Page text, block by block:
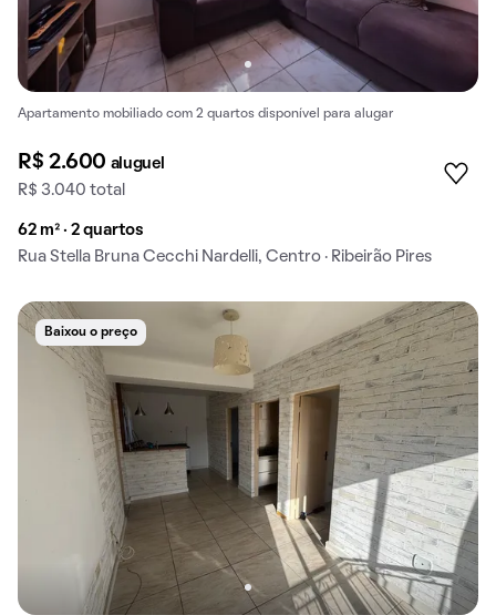
Apartamento mobiliado com 2 quartos disponível para alugar
R$ 2.600 aluguel
R$ 3.040 total
62 m² · 2 quartos
Rua Stella Bruna Cecchi Nardelli, Centro · Ribeirão Pires
Baixou o preço